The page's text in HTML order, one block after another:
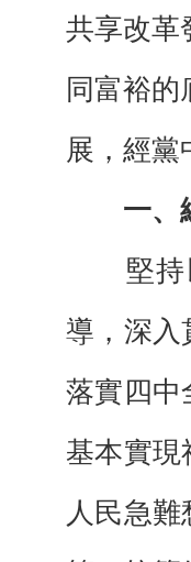
共享改革
同富裕
展，經黨
一、
堅持以
導，深入
落實四中
基本實現
人民急